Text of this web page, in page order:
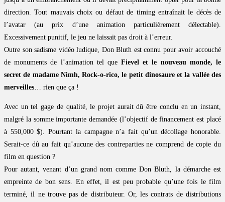
direction. Tout mauvais choix ou défaut de timing entraînait le décès de
l’avatar (au prix d’une animation particulièrement délectable).
Excessivement punitif, le jeu ne laissait pas droit à l’erreur.
Outre son sadisme vidéo ludique, Don Bluth est connu pour avoir accouché
de monuments de l’animation tel queFievel et le nouveau monde, le
secret de madame Nimh, Rock-o-rico, le petit dinosaure et la vallée des
merveilles … rien que ça !
Avec un tel gage de qualité, le projet aurait dû être conclu en un instant,
malgré la somme importante demandée (l’objectif de financement est placé
à 550,000 $). Pourtant la campagne n’a fait qu’un décollage honorable.
Serait-ce dû au fait qu’aucune des contreparties ne comprend de copie du
film en question ?
Pour autant, venant d’un grand nom comme Don Bluth, la démarche est
empreinte de bon sens. En effet, il est peu probable qu’une fois le film
terminé, il ne trouve pas de distributeur. Or, les contrats de distributions